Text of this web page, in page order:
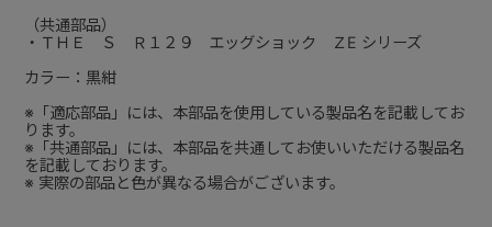
（共通部品）
・ＴＨＥ Ｓ Ｒ１２９ エッグショック ＺE シリーズ
カラー：黒紺
※「適応部品」には、本部品を使用している製品名を記載してお
ります。
※「共通部品」には、本部品を共通してお使いいただける製品名
を記載しております。
※ 実際の部品と色が異なる場合がございます。